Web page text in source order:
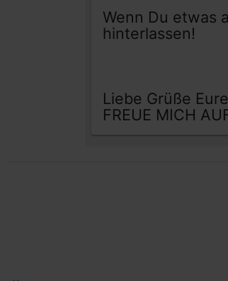
Wenn Du etwas
hinterlassen!
Liebe Grüße
FREUE MICH